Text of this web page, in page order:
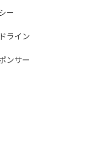
ー
ライン
ンサー